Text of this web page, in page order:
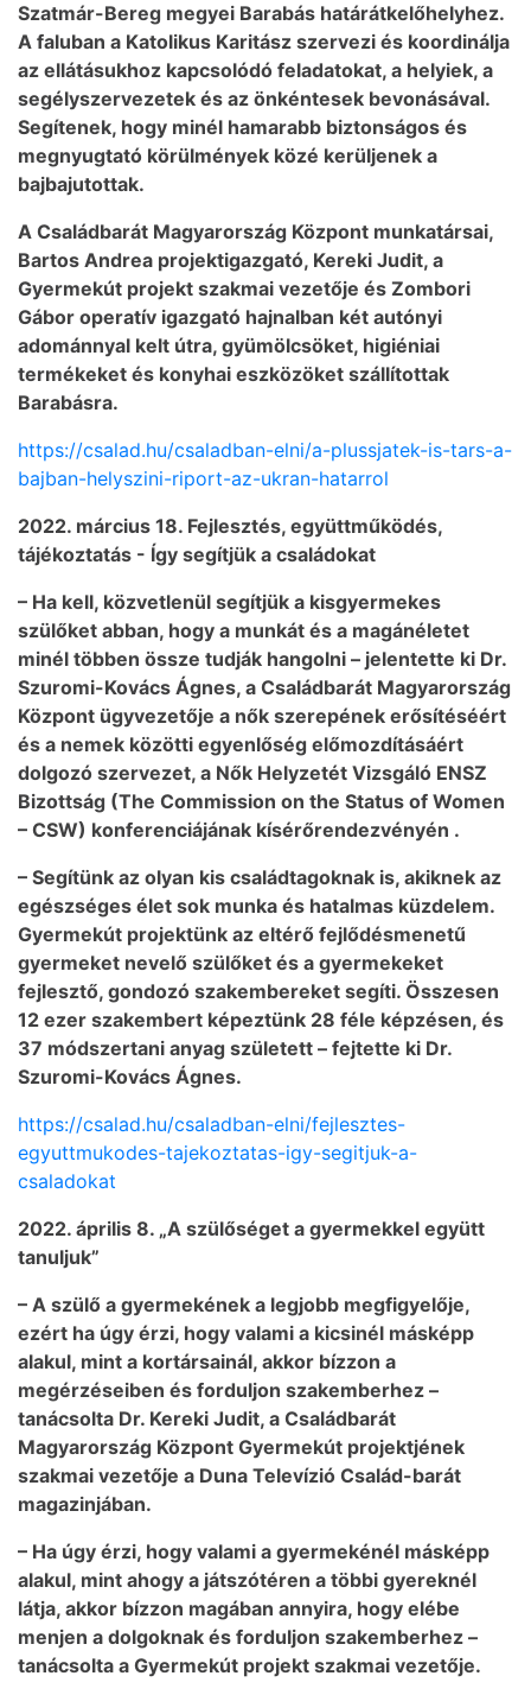
Szatmár-Bereg megyei Barabás határátkelőhelyhez.
A faluban a Katolikus Karitász szervezi és koordinálja
az ellátásukhoz kapcsolódó feladatokat, a helyiek, a
segélyszervezetek és az önkéntesek bevonásával.
Segítenek, hogy minél hamarabb biztonságos és
megnyugtató körülmények közé kerüljenek a
bajbajutottak.
A Családbarát Magyarország Központ munkatársai,
Bartos Andrea projektigazgató, Kereki Judit, a
Gyermekút projekt szakmai vezetője és Zombori
Gábor operatív igazgató hajnalban két autónyi
adománnyal kelt útra, gyümölcsöket, higiéniai
termékeket és konyhai eszközöket szállítottak
Barabásra.
https://csalad.hu/csaladban-elni/a-plussjatek-is-tars-a-
bajban-helyszini-riport-az-ukran-hatarrol
2022. március 18. Fejlesztés, együttműködés,
tájékoztatás - Így segítjük a családokat
– Ha kell, közvetlenül segítjük a kisgyermekes
szülőket abban, hogy a munkát és a magánéletet
minél többen össze tudják hangolni – jelentette ki Dr.
Szuromi-Kovács Ágnes, a Családbarát Magyarország
Központ ügyvezetője a nők szerepének erősítéséért
és a nemek közötti egyenlőség előmozdításáért
dolgozó szervezet, a Nők Helyzetét Vizsgáló ENSZ
Bizottság (The Commission on the Status of Women
– CSW) konferenciájának kísérőrendezvényén .
– Segítünk az olyan kis családtagoknak is, akiknek az
egészséges élet sok munka és hatalmas küzdelem.
Gyermekút projektünk az eltérő fejlődésmenetű
gyermeket nevelő szülőket és a gyermekeket
fejlesztő, gondozó szakembereket segíti. Összesen
12 ezer szakembert képeztünk 28 féle képzésen, és
37 módszertani anyag született – fejtette ki Dr.
Szuromi-Kovács Ágnes.
https://csalad.hu/csaladban-elni/fejlesztes-
egyuttmukodes-tajekoztatas-igy-segitjuk-a-
csaladokat
2022. április 8. „A szülőséget a gyermekkel együtt
tanuljuk”
– A szülő a gyermekének a legjobb megfigyelője,
ezért ha úgy érzi, hogy valami a kicsinél másképp
alakul, mint a kortársainál, akkor bízzon a
megérzéseiben és forduljon szakemberhez –
tanácsolta Dr. Kereki Judit, a Családbarát
Magyarország Központ Gyermekút projektjének
szakmai vezetője a Duna Televízió Család-barát
magazinjában.
– Ha úgy érzi, hogy valami a gyermekénél másképp
alakul, mint ahogy a játszótéren a többi gyereknél
látja, akkor bízzon magában annyira, hogy elébe
menjen a dolgoknak és forduljon szakemberhez –
tanácsolta a Gyermekút projekt szakmai vezetője.